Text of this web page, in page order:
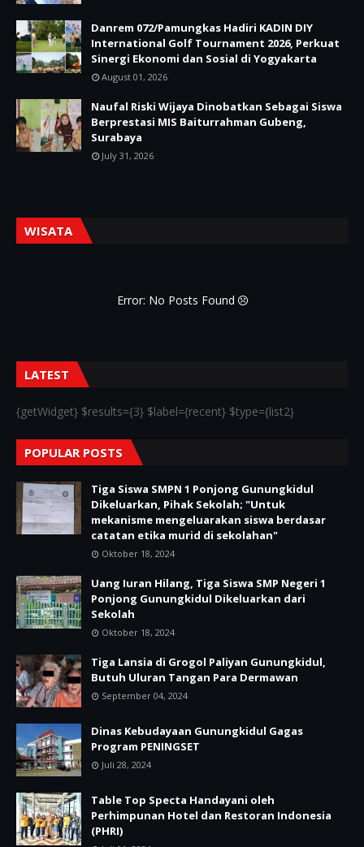
Danrem 072/Pamungkas Hadiri KADIN DIY
International Golf Tournament 2026, Perkuat
Sinergi Ekonomi dan Sosial di Yogyakarta
August 01, 2026
Naufal Riski Wijaya Dinobatkan Sebagai Siswa
Berprestasi MIS Baiturrahman Gubeng,
Surabaya
July 31, 2026
WISATA
Error: No Posts Found
LATEST
{getWidget} $results={3} $label={recent} $type={list2}
POPULAR POSTS
Tiga Siswa SMPN 1 Ponjong Gunungkidul
Dikeluarkan, Pihak Sekolah; "Untuk
mekanisme mengeluarakan siswa berdasar
catatan etika murid di sekolahan"
Oktober 18, 2024
Uang Iuran Hilang, Tiga Siswa SMP Negeri 1
Ponjong Gunungkidul Dikeluarkan dari
Sekolah
Oktober 18, 2024
Tiga Lansia di Grogol Paliyan Gunungkidul,
Butuh Uluran Tangan Para Dermawan
September 04, 2024
Dinas Kebudayaan Gunungkidul Gagas
Program PENINGSET
Juli 28, 2024
Table Top Specta Handayani oleh
Perhimpunan Hotel dan Restoran Indonesia
(PHRI)